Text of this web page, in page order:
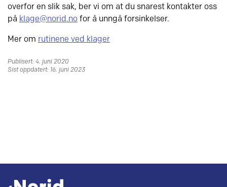
overfor en slik sak, ber vi om at du snarest kontakter oss
på klage@norid.no for å unngå forsinkelser.
Mer om rutinene ved klager
Publisert: 4. juni 2020
Sist oppdatert: 16. juni 2023